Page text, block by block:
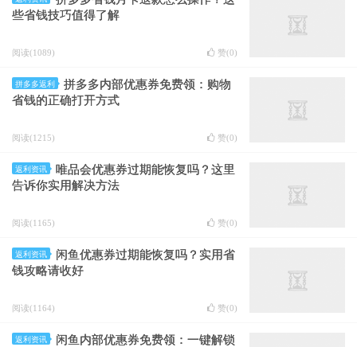
些省钱技巧值得了解
阅读(1089) 赞(0)
拼多多返利
拼多多内部优惠券免费领：购物
省钱的正确打开方式
阅读(1215) 赞(0)
返利资讯
唯品会优惠券过期能恢复吗？这里
告诉你实用解决方法
阅读(1165) 赞(0)
返利资讯
闲鱼优惠券过期能恢复吗？实用省
钱攻略请收好
阅读(1164) 赞(0)
返利资讯
闲鱼内部优惠券免费领：一键解锁